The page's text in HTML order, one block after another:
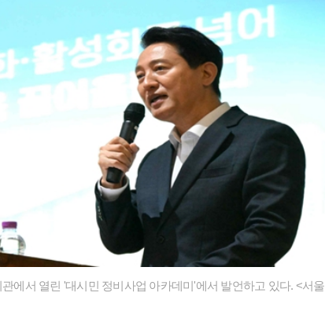
에서 열린 '대시민 정비사업 아카데미'에서 발언하고 있다. <서울